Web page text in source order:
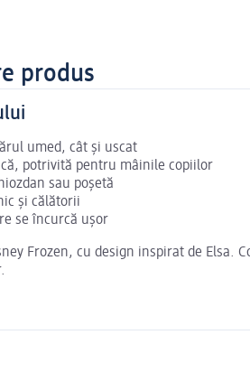
produs
umed, cât și uscat
potrivită pentru mâinile copiilor
sau poșetă
și călătorii
se încurcă ușor
Frozen, cu design inspirat de